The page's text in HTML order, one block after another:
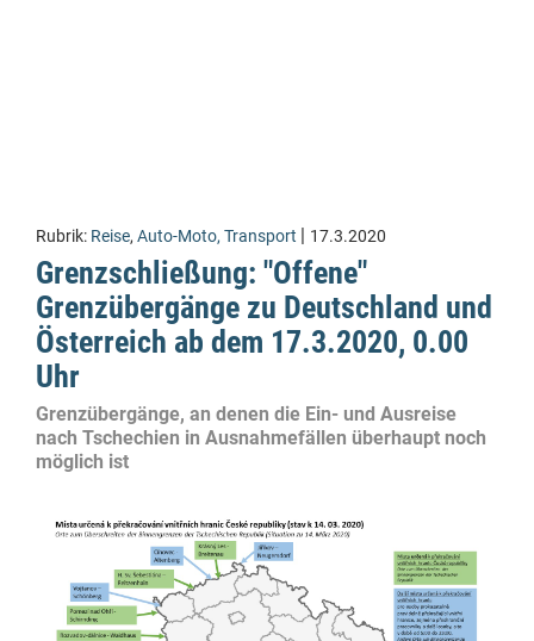
Rubrik: Reise, Auto-Moto, Transport | 17.3.2020
Grenzschließung: "Offene"
Grenzübergänge zu Deutschland und
Österreich ab dem 17.3.2020, 0.00
Uhr
Grenzübergänge, an denen die Ein- und Ausreise
nach Tschechien in Ausnahmefällen überhaupt noch
möglich ist